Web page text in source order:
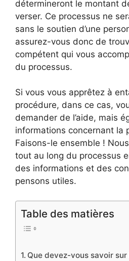
détermineront le montant
verser. Ce processus ne
sans le soutien d’une
assurez-vous donc de
compétent qui vous
du processus.
Si vous vous apprêtez à
procédure, dans ce cas,
demander de l’aide, mais
informations concernant la
Faisons-le ensemble !
tout au long du processus
des informations et des
pensons utiles.
Table des matières
Que devez-vous savoir sur